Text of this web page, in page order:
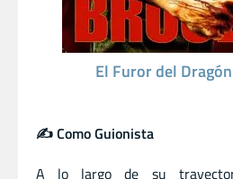
El Furor del
✍️ Como Guionista
A lo largo de su